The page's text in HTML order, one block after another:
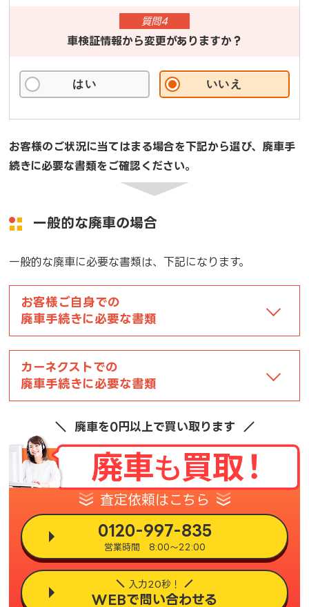
質問4
車検証情報から変更がありますか？
はい いいえ
お客様のご状況に当てはまる場合を下記から選び、廃車手
続きに必要な書類をご確認ください。
一般的な廃車の場合
一般的な廃車に必要な書類は、下記になります。
お客様ご自身での
廃車手続きに必要な書類
カーネクストでの
廃車手続きに必要な書類
廃車を0円以上で買い取ります
査定依頼はこちら
0120-997-835
営業時間 8:00～22:00
入力20秒！
WEBで問い合わせる